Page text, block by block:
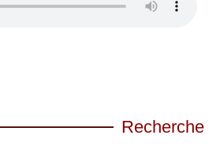
Recherche